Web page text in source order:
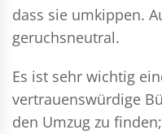
dass sie umkippen.
geruchsneutral.
Es ist sehr wichtig
vertrauenswürdige
den Umzug zu